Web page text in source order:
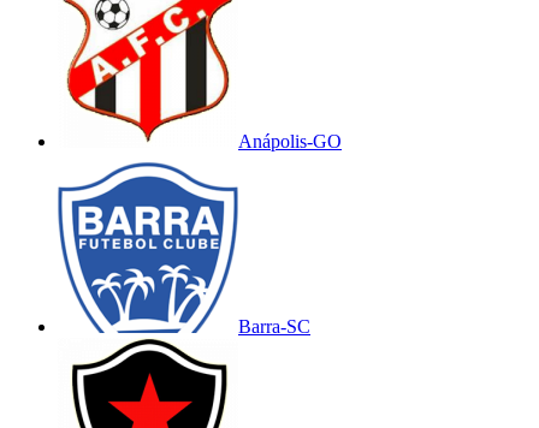
Anápolis-GO
Barra-SC